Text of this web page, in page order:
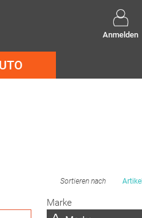
Anmelden
Sortieren nach Artikel
Marke